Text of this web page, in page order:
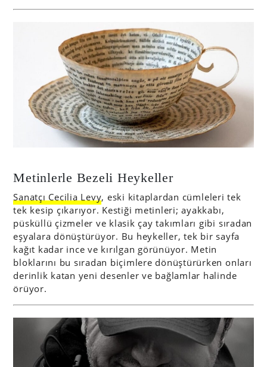
Metinlerle Bezeli Heykeller
Sanatçı Cecilia Levy, eski kitaplardan cümleleri tek
tek kesip çıkarıyor. Kestiği metinleri; ayakkabı,
püsküllü çizmeler ve klasik çay takımları gibi sıradan
eşyalara dönüştürüyor. Bu heykeller, tek bir sayfa
kağıt kadar ince ve kırılgan görünüyor. Metin
bloklarını bu sıradan biçimlere dönüştürürken onları
derinlik katan yeni desenler ve bağlamlar halinde
örüyor.